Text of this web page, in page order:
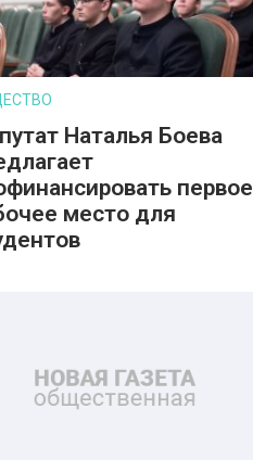
Наталья Боева
первое
место для